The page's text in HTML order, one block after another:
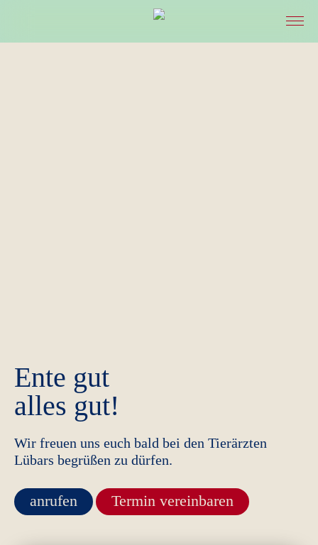
Ente gut
alles gut!
Wir freuen uns euch bald bei den Tierärzten
Lübars begrüßen zu dürfen.
anrufen Termin vereinbaren